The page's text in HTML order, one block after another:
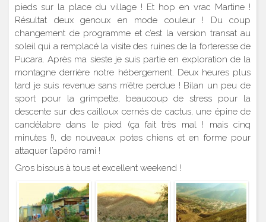
pieds sur la place du village ! Et hop en vrac Martine !
Résultat deux genoux en mode couleur ! Du coup
changement de programme et c’est la version transat au
soleil qui a remplacé la visite des ruines de la forteresse de
Pucara. Après ma sieste je suis partie en exploration de la
montagne derrière notre hébergement. Deux heures plus
tard je suis revenue sans m’être perdue ! Bilan un peu de
sport pour la grimpette, beaucoup de stress pour la
descente sur des cailloux cernés de cactus, une épine de
candélabre dans le pied (ça fait très mal ! mais cinq
minutes !), de nouveaux potes chiens et en forme pour
attaquer l’apéro rami !
Gros bisous à tous et excellent weekend !